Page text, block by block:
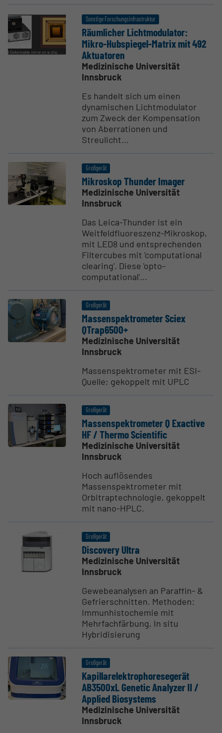
Sonstige Forschungsinfrastruktur
Räumlicher Licht­mo­du­lator:
Mikro-Hubspiegel-Matrix mit 492
Aktua­toren
Medizinische Universität
Innsbruck
Es handelt sich um einen
dynamischen Lichtmodulator
zum Zweck der Kompensation
von Aberrationen und
Streulicht...
Großgerät
Mikroskop Thunder Imager
Medizinische Universität
Innsbruck
Das Leica-Thunder ist ein
Weitfeldfluoreszenz-Mikroskop,
mit LED8 und entsprechenden
Filtercubes mit 'computational
clearing'. Diese 'opto-
computational'...
Großgerät
Massen­spek­tro­meter Sciex
QTrap6500+
Medizinische Universität
Innsbruck
Massenspektrometer mit ESI-
Quelle; gekoppelt mit UPLC
Großgerät
Massen­spek­tro­meter Q Exactive
HF / Thermo Scien­tific
Medizinische Universität
Innsbruck
Hoch auflösendes
Massenspektrometer mit
Orbitraptechnologie, gekoppelt
mit nano-HPLC.
Großgerät
Discovery Ultra
Medizinische Universität
Innsbruck
Gewebeanalysen an Paraffin- &
Gefrierschnitten. Methoden:
Immunhistochemie mit
Mehrfachfärbung, In situ
Hybridisierung
Großgerät
Kapil­la­re­lek­tro­pho­re­se­gerät
AB3500xL Genetic Analyzer II /
Applied Biosystems
Medizinische Universität
Innsbruck